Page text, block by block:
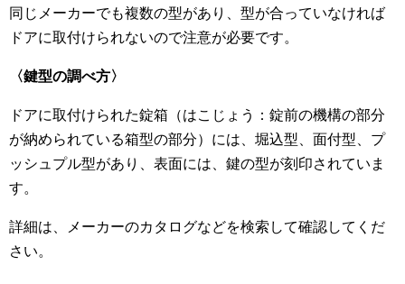
同じメーカーでも複数の型があり、型が合っていなければ
ドアに取付けられないので注意が必要です。
〈鍵型の調べ方〉
ドアに取付けられた錠箱（はこじょう：錠前の機構の部分
が納められている箱型の部分）には、堀込型、面付型、プ
ッシュプル型があり、表面には、鍵の型が刻印されていま
す。
詳細は、メーカーのカタログなどを検索して確認してくだ
さい。